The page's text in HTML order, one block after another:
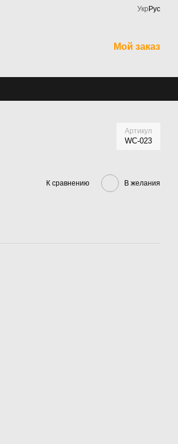
Укр Рус
Мой заказ
Артикул
WC-023
К сравнению В желания